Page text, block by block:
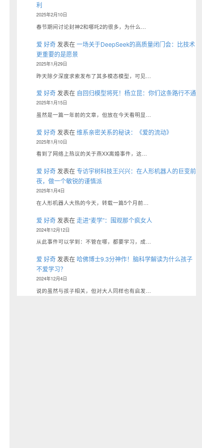
利
2025年2月10日
春节期间讨论封神2和哪吒2的很多，为什么…
爱 好奇 发表在一场关于DeepSeek的高质量闭门会：比技术
更重要的是愿景
2025年1月29日
昨天除夕深度求索发布了其多模态模型，可见…
爱 好奇 发表在 自回归模型将死！杨立昆：你们这条路行不通
2025年1月15日
虽然是一篇一年前的文章，但放在今天看明显…
爱 好奇 发表在维系亲密关系的秘诀：《爱的流动》
2025年1月10日
看到了网络上热议的关于燕XX离婚事件，这…
爱 好奇 发表在专访宇树科技王兴兴：在人形机器人的巨变前
夜，做一个敏锐的谨慎派
2025年1月4日
在人形机器人大热的今天，转载一篇5个月前…
爱 好奇 发表在走进“麦学”：围观那个疯女人
2024年12月12日
从此事件可以学到：不管在哪，都要学习，成…
爱 好奇 发表在 哈佛博士9.3分神作！脑科学解读为什么孩子
不爱学习？
2024年12月4日
说的虽然与孩子相关，但对大人同样也有启发…